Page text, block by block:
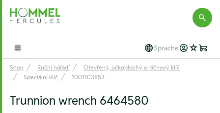
Hommel Hercules
Open main menu Sprache
Shop Ruční nářadí
Otevřený, očkoplochý a ráčnový klíč
Speciální klíč
1001103853
Trunnion wrench 6464580